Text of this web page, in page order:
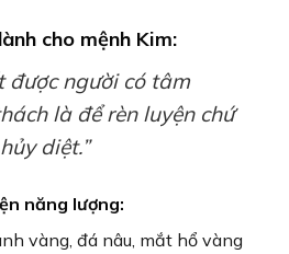
cho mệnh Kim:
được người có tâm
là để rèn luyện chứ
diệt.”
năng lượng:
vàng, đá nâu, mắt hổ vàng